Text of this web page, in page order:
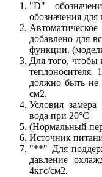
"D"
обозначения для
добавлено для
функции.
Для того, чтобы
должно быть не
см2.
Условия
вода при 20°С
(Нормальный
Источник
"**" Для
давление
4кгс/см2.